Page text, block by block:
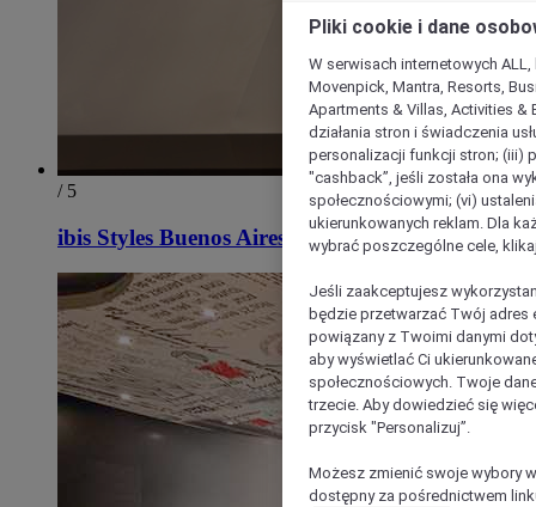
/ 5
ibis Styles Buenos Aires Florida
Pliki cookie i dane
W serwisach internetowych
Movenpick, Mantra, Resorts,
Apartments & Villas, Activities &
działania stron i świadczenia
personalizacji funkcji stron; (iii)
"cashback”, jeśli została ona
społecznościowymi; (vi)
ukierunkowanych reklam. Dla
wybrać poszczególne cele,
Jeśli zaakceptujesz
będzie przetwarzać Twój adres
powiązany z Twoimi danymi
aby wyświetlać Ci
społecznościowych. Twoje
trzecie. Aby dowiedzieć się
przycisk "Personalizuj”.
Możesz zmienić swoje wybory
dostępny za pośrednictwem